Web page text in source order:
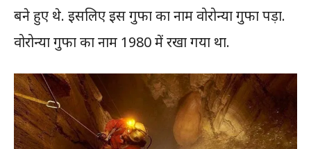
बने हुए थे. इसलिए इस गुफा का नाम वोरोन्या गुफा पड़ा.
वोरोन्या गुफा का नाम 1980 में रखा गया था.